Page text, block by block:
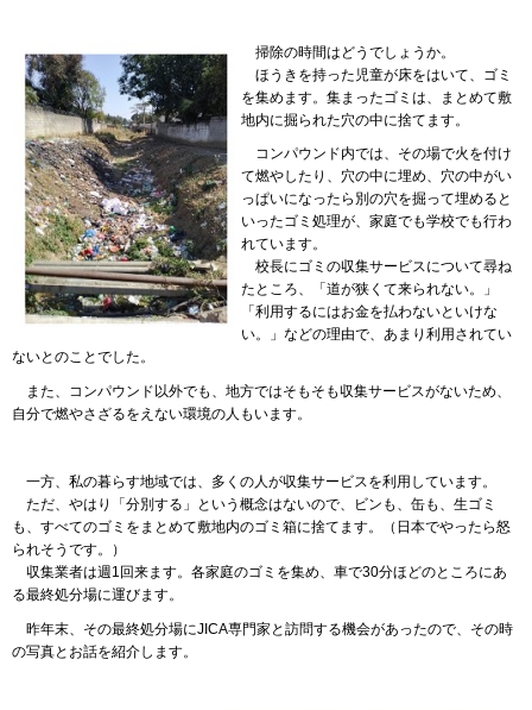
掃除の時間はどうでしょうか。
ほうき を持った児童が床をはいて、ゴミ
を集めます。集まったゴミは、まとめて敷
地内に掘られた穴の中に捨てます。
コンパウンド内では、その場で火を付け
て燃やしたり、穴の中に埋め、穴の中がい
っぱいになったら別の穴を掘って埋めると
いったゴミ処理が、家庭でも学校でも行わ
れています。
校長にゴミの収集サービスについて尋ね
たところ、「道が狭くて来られない。」
「利用するにはお金を払わないといけな
い。」などの理由で、あまり利用されてい
ないとのことでした。
また、コンパウンド以外でも、地方ではそもそも収集サービスがないため、
自分で燃やさざるをえない環境の人もいます。
一方、私の暮らす地域では、多くの人が収集サービスを利用しています。
ただ、やはり「分別する」という概念はないので、ビンも、缶も、生ゴミ
も、すべてのゴミをまとめて敷地内のゴミ箱に捨てます。（日本でやったら怒
られそうです。）
収集業者は週1回来ます。各家庭のゴミを集め、車で30分ほどのところにあ
る最終処分場に運びます。
昨年末、その最終処分場にJICA専門家と訪問する機会があったので、その時
の写真とお話を紹介します。